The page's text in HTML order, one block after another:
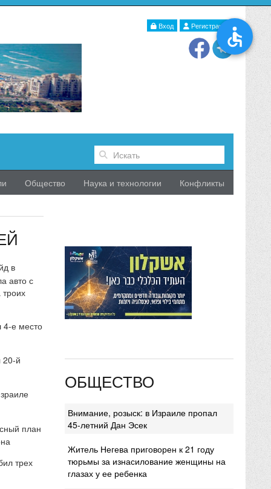
Вход Регистрация
Общество Наука и технологии Конфликты
в
авто с
4-е место
20-й
план
трех
ОБЩЕСТВО
Внимание, розыск: в Израиле пропал
45-летний Дан Эсек
Житель Негева приговорен к 21 году
тюрьмы за изнасилование женщины на
глазах у ее ребенка